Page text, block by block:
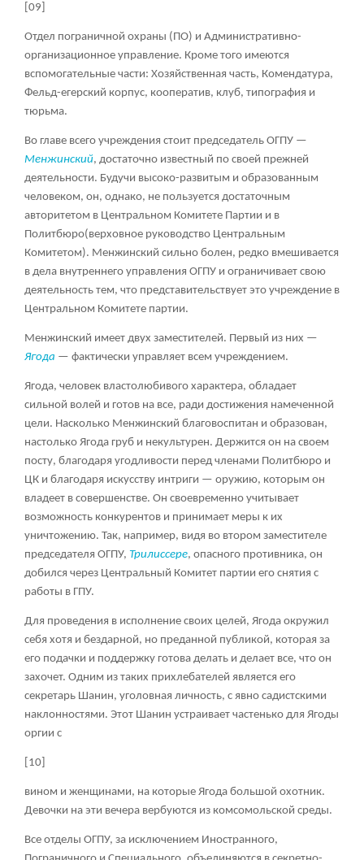
[09]
Отдел пограничной охраны (ПО) и Административно-
организационное управление. Кроме того имеются
вспомогательные части: Хозяйственная часть, Комендатура,
Фельд-егерский корпус, кооператив, клуб, типография и
тюрьма.
Во главе всего учреждения стоит председатель ОГПУ —
Менжинский, достаточно известный по своей прежней
деятельности. Будучи высоко-развитым и образованным
человеком, он, однако, не пользуется достаточным
авторитетом в Центральном Комитете Партии и в
Политбюро(верховное руководство Центральным
Комитетом). Менжинский сильно болен, редко вмешивается
в дела внутреннего управления ОГПУ и ограничивает свою
деятельность тем, что представительствует это учреждение в
Центральном Комитете партии.
Менжинский имеет двух заместителей. Первый из них —
Ягода — фактически управляет всем учреждением.
Ягода, человек властолюбивого характера, обладает
сильной волей и готов на все, ради достижения намеченной
цели. Насколько Менжинский благовоспитан и образован,
настолько Ягода груб и некультурен. Держится он на своем
посту, благодаря угодливости перед членами Политбюро и
ЦК и благодаря искусству интриги — оружию, которым он
владеет в совершенстве. Он своевременно учитывает
возможность конкурентов и принимает меры к их
уничтожению. Так, например, видя во втором заместителе
председателя ОГПУ, Трилиссере, опасного противника, он
добился через Центральный Комитет партии его снятия с
работы в ГПУ.
Для проведения в исполнение своих целей, Ягода окружил
себя хотя и бездарной, но преданной публикой, которая за
его подачки и поддержку готова делать и делает все, что он
захочет. Одним из таких прихлебателей является его
секретарь Шанин, уголовная личность, с явно садистскими
наклонностями. Этот Шанин устраивает частенько для Ягоды
оргии с
[10]
вином и женщинами, на которые Ягода большой охотник.
Девочки на эти вечера вербуются из комсомольской среды.
Все отделы ОГПУ, за исключением Иностранного,